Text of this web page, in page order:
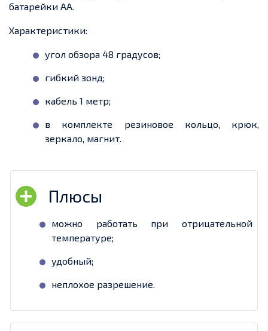
батарейки AA.
Характеристики:
угол обзора 48 градусов;
гибкий зонд;
кабель 1 метр;
в комплекте резиновое кольцо, крюк,
зеркало, магнит.
можно работать при отрицательной
температуре;
удобный;
неплохое разрешение.